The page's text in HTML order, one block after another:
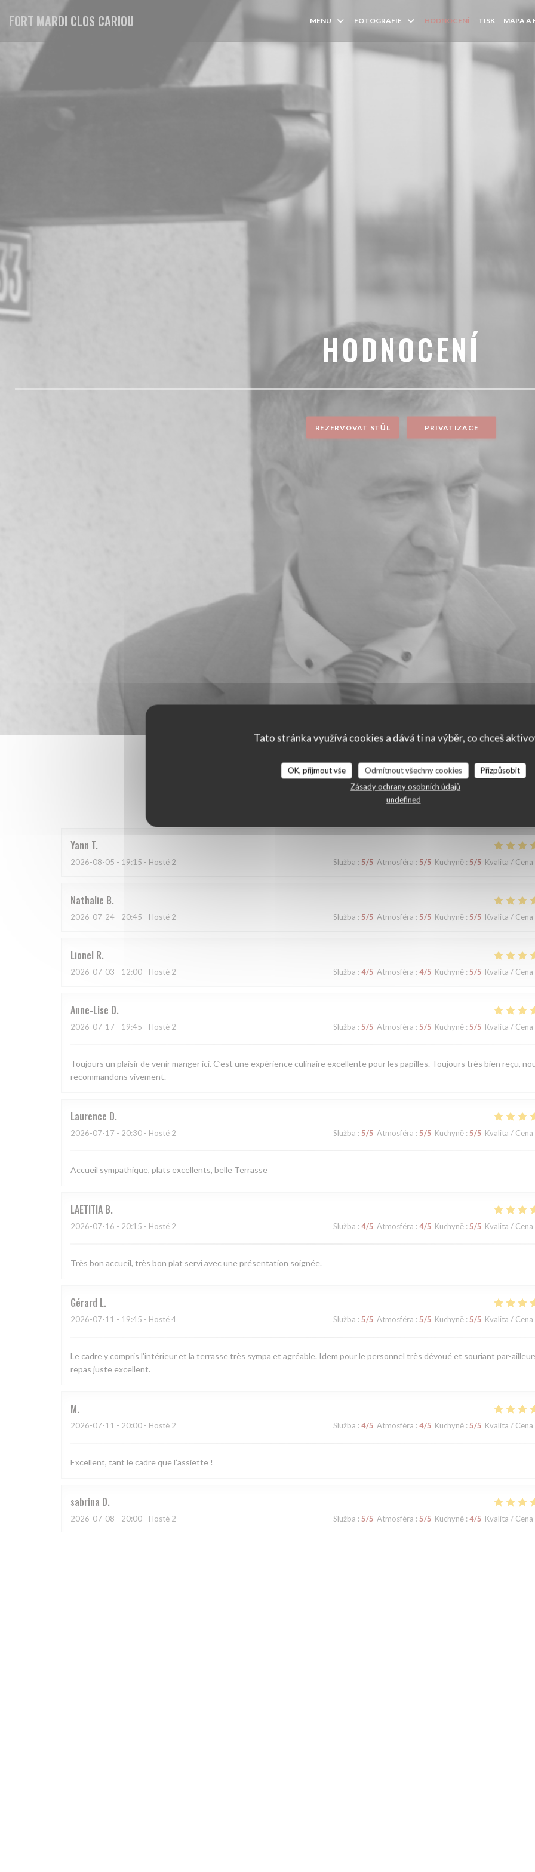
Tato stránka využívá cookies a dává ti na výběr, co chceš
OK, přijmout vše Odmítnout všechny cookies
Přizpůsobit
Zásady ochrany osobních údajů
undefined
FORT MARDI CLOS CARIOU MENU FOTOGRAFIE HODNOCENÍ TISK MAPA A
HODNOCENÍ
REZERVOVAT STŮL PRIVATIZACE
Hodnocení našich zákazníků
Yann T
2026-08-05 - 19:15 - Hosté 2 Služba : 5/5 Atmosféra : 5/5 Kuchyně : 5/5 Kvalita / Cena
Nathalie B
2026-07-24 - 20:45 - Hosté 2 Služba : 5/5 Atmosféra : 5/5 Kuchyně : 5/5 Kvalita / Cena
Lionel R
2026-07-03 - 12:00 - Hosté 2 Služba : 4/5 Atmosféra :4/5 Kuchyně :5/5 Kvalita / Cena
Anne-Lise D
2026-07-17 - 19:45 - Hosté 2 Služba : 5/5 Atmosféra : 5/5 Kuchyně : 5/5 Kvalita / Cena
Toujours un plaisir de venir manger ici. C’est une expérience culinaire excellente pour les papilles. Toujours très bien reçu,
recommandons vivement.
Laurence D
2026-07-17 - 20:30 - Hosté 2 Služba : 5/5 Atmosféra : 5/5 Kuchyně : 5/5 Kvalita / Cena
Accueil sympathique, plats excellents, belle Terrasse
LAETITIA B
2026-07-16 - 20:15 - Hosté 2 Služba : 4/5 Atmosféra : 4/5 Kuchyně : 5/5 Kvalita / Cena
Très bon accueil, très bon plat servi avec une présentation soignée.
Gérard L
2026-07-11 - 19:45 - Hosté 4 Služba : 5/5 Atmosféra : 5/5 Kuchyně : 5/5 Kvalita / Cena
Le cadre y compris l'intérieur et la terrasse très sympa et agréable. Idem pour le personnel très dévoué et souriant par-
repas juste excellent.
M
2026-07-11 - 20:00 - Hosté 2 Služba : 4/5 Atmosféra : 4/5 Kuchyně : 5/5 Kvalita / Cena
Excellent, tant le cadre que l’assiette !
sabrina D
2026-07-08 - 20:00 - Hosté 2 Služba : 5/5 Atmosféra : 5/5 Kuchyně : 4/5 Kvalita / Cena